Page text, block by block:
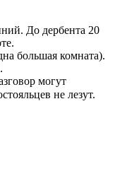
До дербента 20
большая комната).
могут
не лезут.